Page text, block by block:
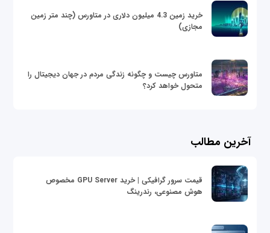
خرید زمین 4.3 میلیون دلاری در متاورس (چند متر زمین
مجازی)
متاورس چیست و چگونه زندگی مردم در جهان دیجیتال را
متحول خواهد کرد؟
آخرین مطالب
قیمت سرور گرافیکی | خرید GPU Server مخصوص
هوش مصنوعی، رندرینگ